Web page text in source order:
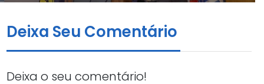
Deixa Seu Comentário
Deixa o seu comentário!